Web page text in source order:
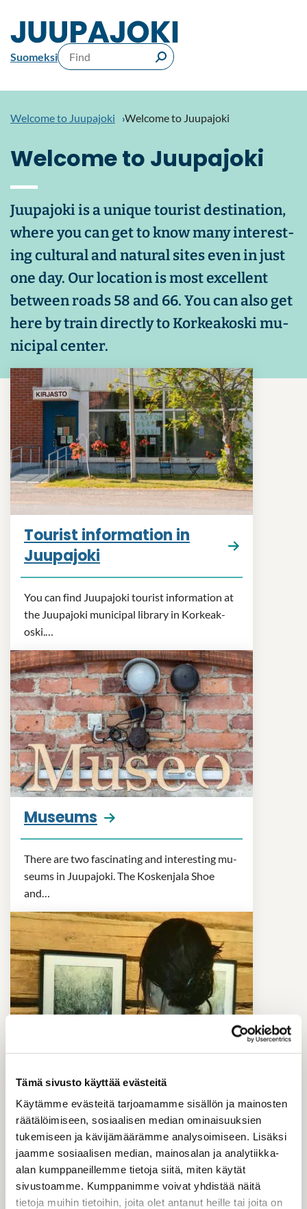
Tämä sivusto käyttää evästeitä
Käytämme evästeitä tarjoamamme sisällön ja mainosten
räätälöimiseen, sosiaalisen median ominaisuuksien
tukemiseen ja kävijämäärämme analysoimiseen. Lisäksi
jaamme sosiaalisen median, mainosalan ja analytiikka-
alan kumppaneillemme tietoja siitä, miten käytät
sivustoamme. Kumppanimme voivat yhdistää näitä
tietoja muihin tietoihin, joita olet antanut heille tai joita on
come
to
Suo­mek­siKeywords
Search
Wel­come to Juupa­joki Wel­come to Juupa­joki
Wel­come to Juupa­joki
Juupa­joki is a unique tour­ist des­tin­a­tion,
where you can get to know many in­ter­est­
ing cul­tural and nat­ural sites even in just
one day. Our loc­a­tion is most ex­cel­lent
between roads 58 and 66. You can also get
here by train dir­ectly to Korkeak­oski mu­
ni­cipal cen­ter.
Tour­ist in­form­a­tion in
Juupa­joki
You can find Juupa­joki tour­ist in­form­a­tion at
the Juupa­joki mu­ni­cipal lib­rary in Korkeak­
oski.…
Mu­seums
There are two fas­cin­at­ing and in­ter­est­ing mu­
seums in Juupa­joki. The Ko­sken­jala Shoe
and…
Art ex­hib­i­tions in Juupa­
joki
Juupa­joki has a sig­ni­fic­ant num­ber of art ex­
hib­i­tions for its size. In both…